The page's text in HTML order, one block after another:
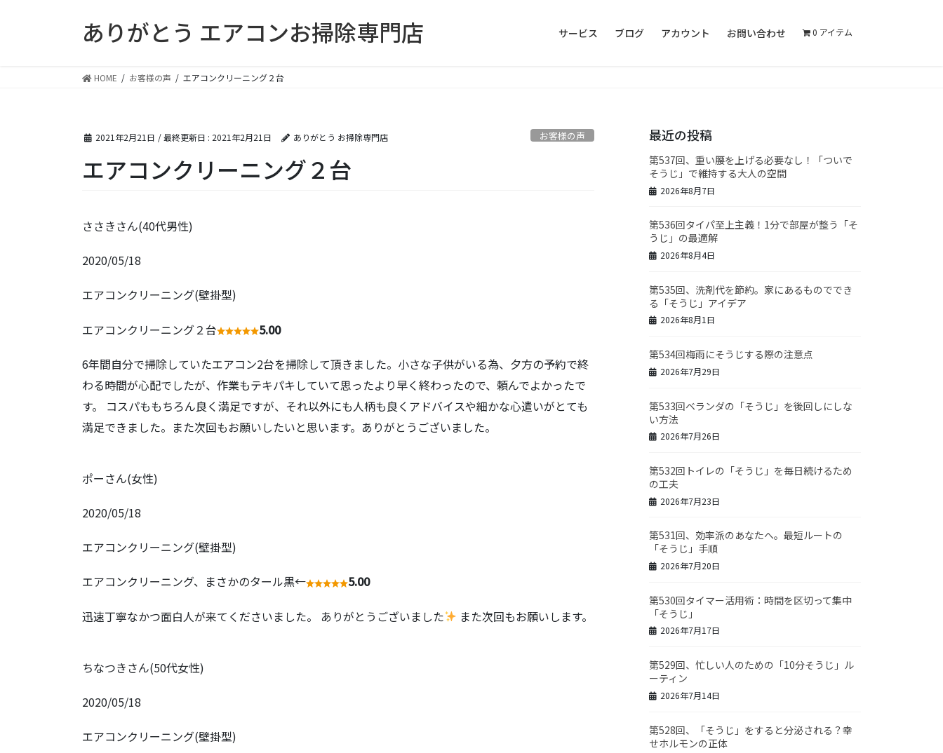
ありがとう エアコンお掃除専門店 サービス ブログ アカウント お問い合わせ 0 アイテム
HOME お客様の声 エアコンクリーニング２台
2021年2月21日 / 最終更新日 : 2021年2月21日 ありがとう お掃除専門店 お客様の声
エアコンクリーニング２台
ささきさん(40代男性)
2020/05/18
エアコンクリーニング(壁掛型)
エアコンクリーニング２台 5.00
6年間自分で掃除していたエアコン2台を掃除して頂きました。小さな子供がいる為、夕方の予約で終
わる時間が心配でしたが、作業もテキパキしていて思ったより早く終わったので、頼んでよかったで
す。 コスパももちろん良く満足ですが、それ以外にも人柄も良くアドバイスや細かな心遣いがとても
満足できました。また次回もお願いしたいと思います。ありがとうございました。
ポーさん(女性)
2020/05/18
エアコンクリーニング(壁掛型)
エアコンクリーニング、まさかのタール黒← 5.00
迅速丁寧なかつ面白人が来てくださいました。 ありがとうございました また次回もお願いします。
ちなつきさん(50代女性)
2020/05/18
エアコンクリーニング(壁掛型)
最近の投稿
第537回、重い腰を上げる必要なし！「ついで
そうじ」で維持する大人の空間
2026年8月7日
第536回タイパ至上主義！1分で部屋が整う「そ
うじ」の最適解
2026年8月4日
第535回、洗剤代を節約。家にあるものででき
る「そうじ」アイデア
2026年8月1日
第534回梅雨にそうじする際の注意点
2026年7月29日
第533回ベランダの「そうじ」を後回しにしな
い方法
2026年7月26日
第532回トイレの「そうじ」を毎日続けるため
の工夫
2026年7月23日
第531回、効率派のあなたへ。最短ルートの
「そうじ」手順
2026年7月20日
第530回タイマー活用術：時間を区切って集中
「そうじ」
2026年7月17日
第529回、忙しい人のための「10分そうじ」ル
ーティン
2026年7月14日
第528回、「そうじ」をすると分泌される？幸
せホルモンの正体